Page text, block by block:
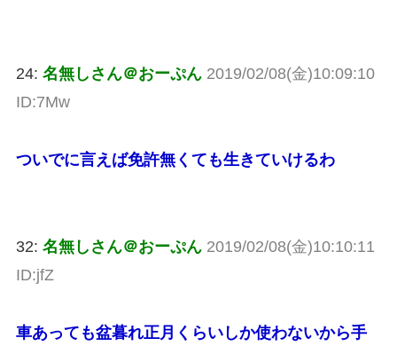
24: 名無しさん＠おーぷん 2019/02/08(金)10:09:10
ID:7Mw
ついでに言えば免許無くても生きていけるわ
32: 名無しさん＠おーぷん 2019/02/08(金)10:10:11
ID:jfZ
車あっても盆暮れ正月くらいしか使わないから手